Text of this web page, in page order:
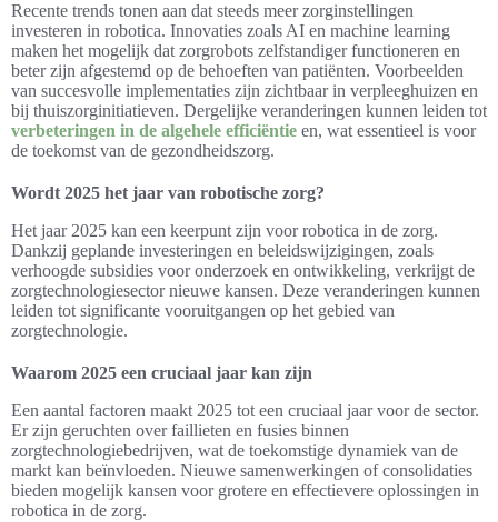
Recente trends tonen aan dat steeds meer zorginstellingen
investeren in robotica. Innovaties zoals AI en machine learning
maken het mogelijk dat zorgrobots zelfstandiger functioneren en
beter zijn afgestemd op de behoeften van patiënten. Voorbeelden
van succesvolle implementaties zijn zichtbaar in verpleeghuizen en
bij thuiszorginitiatieven. Dergelijke veranderingen kunnen leiden tot
verbeteringen in de algehele efficiëntie en, wat essentieel is voor
de toekomst van de gezondheidszorg.
Wordt 2025 het jaar van robotische zorg?
Het jaar 2025 kan een keerpunt zijn voor robotica in de zorg.
Dankzij geplande investeringen en beleidswijzigingen, zoals
verhoogde subsidies voor onderzoek en ontwikkeling, verkrijgt de
zorgtechnologiesector nieuwe kansen. Deze veranderingen kunnen
leiden tot significante vooruitgangen op het gebied van
zorgtechnologie.
Waarom 2025 een cruciaal jaar kan zijn
Een aantal factoren maakt 2025 tot een cruciaal jaar voor de sector.
Er zijn geruchten over faillieten en fusies binnen
zorgtechnologiebedrijven, wat de toekomstige dynamiek van de
markt kan beïnvloeden. Nieuwe samenwerkingen of consolidaties
bieden mogelijk kansen voor grotere en effectievere oplossingen in
robotica in de zorg.